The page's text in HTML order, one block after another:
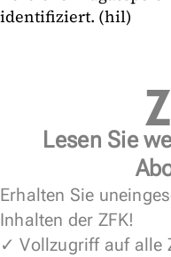
identifiziert. (hil)
Lesen Sie
Erhalten Sie
Inhalten der ZFK!
✓ Vollzugriff auf alle